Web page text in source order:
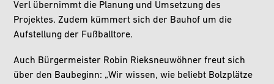
Verl übernimmt die Planung und Umsetzung des
Projektes. Zudem kümmert sich der Bauhof um die
Aufstellung der Fußballtore.
Auch Bürgermeister Robin Rieksneuwöhner freut sich
über den Baubeginn: „Wir wissen, wie beliebt Bolzplätze